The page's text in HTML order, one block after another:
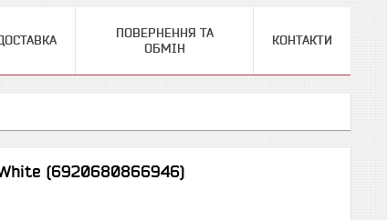
ПОВЕРНЕННЯ ТА
ОБМІН
КОНТАКТИ
(6920680866946)